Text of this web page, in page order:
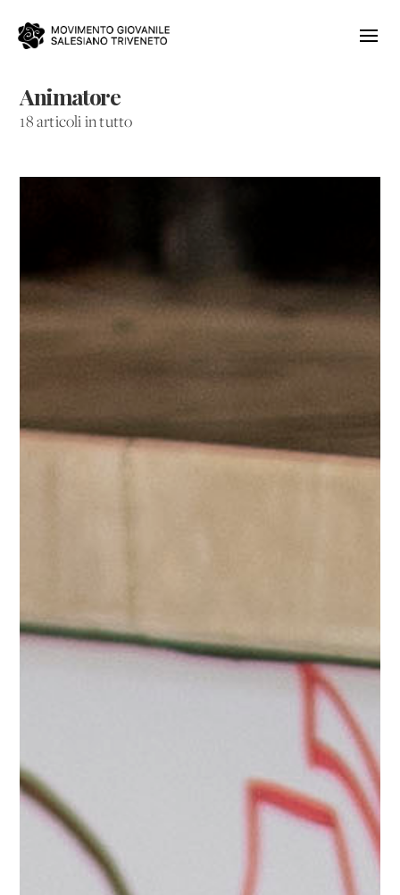
Animatore
18 articoli in tutto